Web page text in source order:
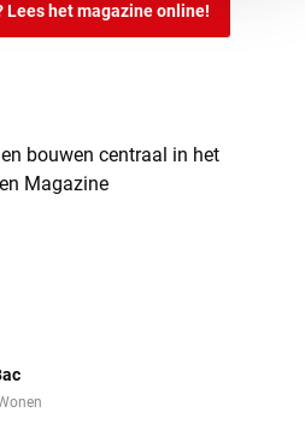
Lees het magazine online!